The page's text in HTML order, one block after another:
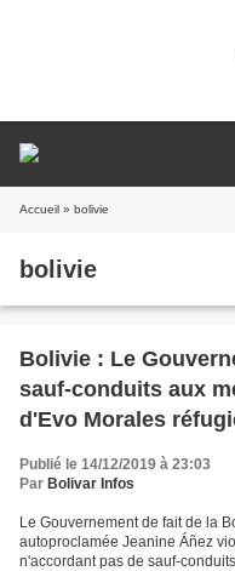
Accueil » bolivie
bolivie
Bolivie : Le
sauf-conduits aux
d'Evo Morales
Mexique
Publié le 14/12/2019 à 23:03
Par Bolivar Infos
Le Gouvernement de fait de la
autoproclamée Jeanine Áñez
n'accordant pas de sauf-